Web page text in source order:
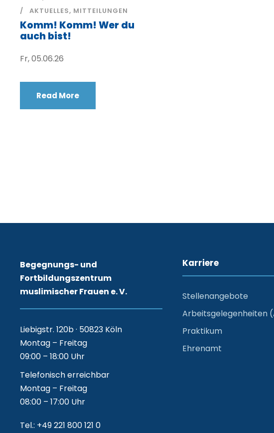
AKTUELLES, MITTEILUNGEN
Komm! Komm! Wer du
auch bist!
Fr, 05.06.26
Read More
Begegnungs- und
Fortbildungszentrum
muslimischer Frauen e. V.
Liebigstr. 120b · 50823 Köln
Montag – Freitag
09:00 – 18:00 Uhr
Telefonisch erreichbar
Montag – Freitag
08:00 – 17:00 Uhr
Tel.: +49 221 800 121 0
Karriere
Stellenangebote
Arbeitsgelegenheiten
Praktikum
Ehrenamt